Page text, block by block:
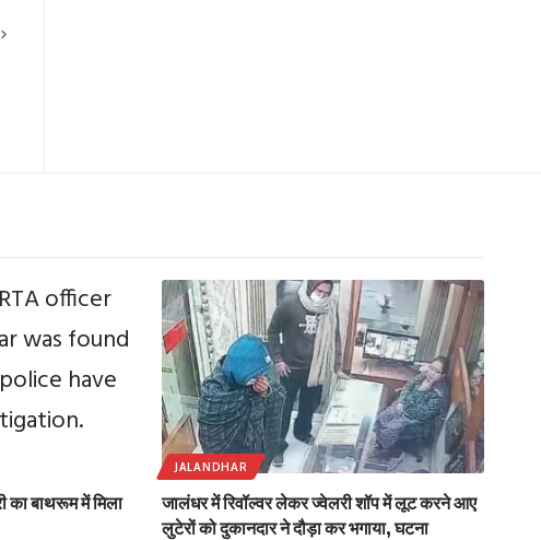
का बाथरूम में मिला
JALANDHAR
जालंधर में रिवॉल्वर लेकर ज्वेलरी शॉप में लूट करने आए
लुटेरों को दुकानदार ने दौड़ा कर भगाया, घटना